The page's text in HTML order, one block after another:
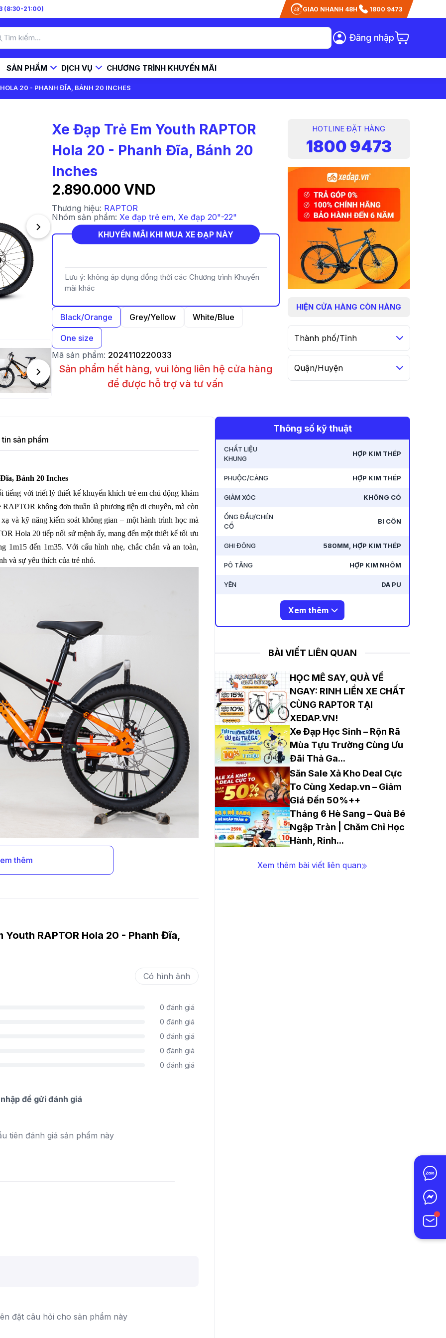
(8:30-21:00) GIAO NHANH 48H 1800 9473
Đăng nhập
SẢN PHẨM DỊCH VỤ CHƯƠNG TRÌNH KHUYẾN MÃI
20 - PHANH ĐĨA, BÁNH 20 INCHES
Xe Đạp Trẻ Em Youth RAPTOR
Hola 20 - Phanh Đĩa, Bánh 20
Inches
2.890.000 VND
Thương hiệu: RAPTOR
Nhóm sản phẩm: Xe đạp trẻ em, Xe đạp 20"-22"
KHUYẾN MÃI KHI MUA XE ĐẠP NÀY
Lưu ý: không áp dụng đồng thời các Chương trình Khuyến
mãi khác
Black/Orange Grey/Yellow White/Blue
One size
Mã sản phẩm: 2024110220033
Sản phẩm hết hàng, vui lòng liên hệ cửa hàng
để được hỗ trợ và tư vấn
HOTLINE ĐẶT HÀNG
1800 9473
HIỆN CỬA HÀNG CÒN HÀNG
Thành phố/Tỉnh
Quận/Huyện
sản phẩm
Bánh 20 Inches
với triết lý thiết kế khuyến khích trẻ em chủ động khám
không đơn thuần là phương tiện di chuyển, mà còn
và kỹ năng kiểm soát không gian – một hành trình học mà
Hola 20 tiếp nối sứ mệnh ấy, mang đến một thiết kế tối ưu
1m15 đến 1m35. Với cấu hình nhẹ, chắc chắn và an toàn,
và sự yêu thích của trẻ nhỏ.
thêm
Youth RAPTOR Hola 20 - Phanh Đĩa,
Có hình ảnh
0 đánh giá
0 đánh giá
0 đánh giá
0 đánh giá
0 đánh giá
để gửi đánh giá
tiên đánh giá sản phẩm này
đặt câu hỏi cho sản phẩm này
Thông số kỹ thuật
CHẤT LIỆU
KHUNG
HỢP KIM THÉP
PHUỘC/CÀNG HỢP KIM THÉP
GIẢM XÓC KHÔNG CÓ
ỐNG ĐẦU/CHÉN
CỔ
BI CÔN
GHI ĐÔNG 580MM, HỢP KIM THÉP
PÔ TĂNG HỢP KIM NHÔM
YÊN DA PU
Xem thêm
BÀI VIẾT LIÊN QUAN
HỌC MÊ SAY, QUÀ VỀ
NGAY: RINH LIỀN XE CHẤT
CÙNG RAPTOR TẠI
XEDAP.VN!
Xe Đạp Học Sinh – Rộn Rã
Mùa Tựu Trường Cùng Ưu
Đãi Thả Ga...
Săn Sale Xả Kho Deal Cực
To Cùng Xedap.vn – Giảm
Giá Đến 50%++
Tháng 6 Hè Sang – Quà Bé
Ngập Tràn | Chăm Chỉ Học
Hành, Rinh...
Xem thêm bài viết liên quan